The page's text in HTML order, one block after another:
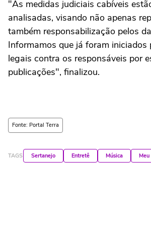
"As medidas judiciais cabíveis
analisadas, visando não apenas
também responsabilização pelos
Informamos que já foram iniciados
legais contra os responsáveis por
publicações", finalizou.
Fonte: Portal Terra
TAGS Sertanejo Entretê Música Meu